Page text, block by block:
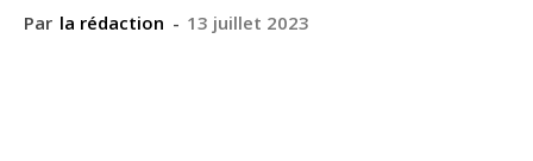
Par la rédaction - 13 juillet 2023